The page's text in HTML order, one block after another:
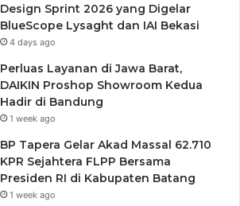
Design Sprint 2026 yang Digelar
BlueScope Lysaght dan IAI Bekasi
4 days ago
Perluas Layanan di Jawa Barat,
DAIKIN Proshop Showroom Kedua
Hadir di Bandung
1 week ago
BP Tapera Gelar Akad Massal 62.710
KPR Sejahtera FLPP Bersama
Presiden RI di Kabupaten Batang
1 week ago